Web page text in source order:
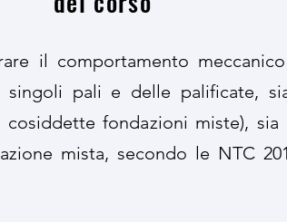
il comportamento
pali e delle palificate,
fondazioni miste),
mista, secondo le NTC